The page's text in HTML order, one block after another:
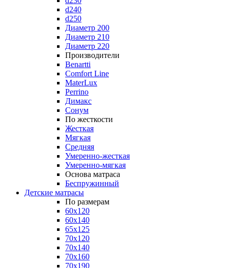
d240
d250
Диаметр 200
Диаметр 210
Диаметр 220
Производители
Benartti
Comfort Line
MaterLux
Perrino
Димакс
Сонум
По жесткости
Жесткая
Мягкая
Средняя
Умеренно-жесткая
Умеренно-мягкая
Основа матраса
Беспружинный
Детские матрасы
По размерам
60x120
60x140
65x125
70x120
70x140
70x160
70x190